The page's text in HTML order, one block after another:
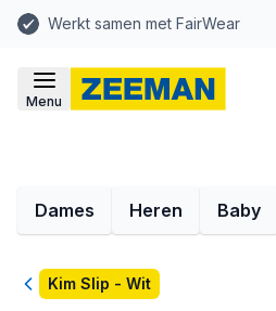
Werkt samen met FairWear
Menu
Dames Heren Baby
TerugKim Slip - Wit